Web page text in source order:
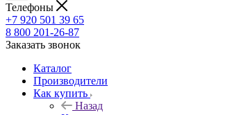
Телефоны
+7 920 501 39 65
8 800 201-26-87
Заказать звонок
Каталог
Производители
Как купить
Назад